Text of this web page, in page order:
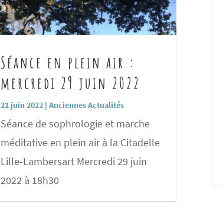
Séance en plein air :
mercredi 29 juin 2022
21 juin 2022| Anciennes Actualités
Séance de sophrologie et marche
méditative en plein air à la Citadelle
Lille-Lambersart Mercredi 29 juin
2022 à 18h30